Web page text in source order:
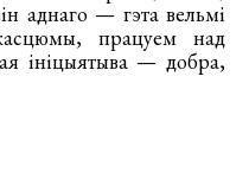
аднаго — гэта вельмі
працуем над
ініцыятыва — добра,